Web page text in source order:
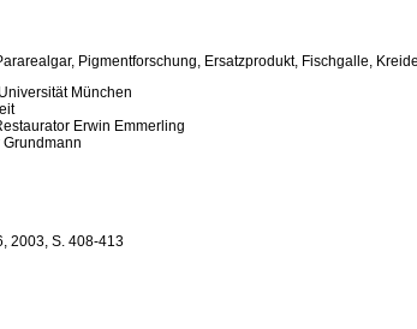
Pigmentforschung, Ersatzprodukt, Fischgalle,
München
Erwin Emmerling
Grundmann
2003, S. 408-413